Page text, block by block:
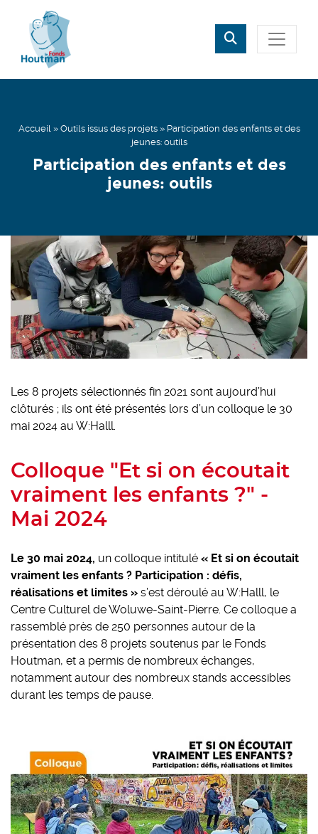
Rechercher
Accueil » Outils issus des projets» Participation des enfants et des
jeunes: outils
Participation des enfants et des
jeunes: outils
Les 8 projets sélectionnés fin 2021 sont aujourd’hui
clôturés ; ils ont été présentés lors d’un colloque le 30
mai 2024 au W:Halll.
Colloque "Et si on écoutait
vraiment les enfants ?" -
Mai 2024
Le 30 mai 2024, un colloque intitulé « Et si on écoutait
vraiment les enfants ? Participation : défis,
réalisations et limites » s’est déroulé au W:Halll, le
Centre Culturel de Woluwe-Saint-Pierre. Ce colloque a
rassemblé près de 250 personnes autour de la
présentation des 8 projets soutenus par le Fonds
Houtman, et a permis de nombreux échanges,
notamment autour des nombreux stands accessibles
durant les temps de pause.